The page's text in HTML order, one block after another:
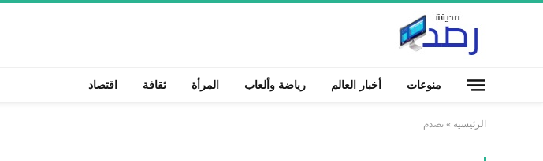
منوعات أخبار العالم رياضة وألعاب المرأة ثقافة اقتصاد
الرئيسية »تصدم